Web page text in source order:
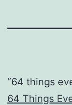
“64 things
64 Things